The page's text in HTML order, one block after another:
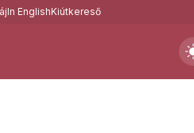
In EnglishKiútkereső